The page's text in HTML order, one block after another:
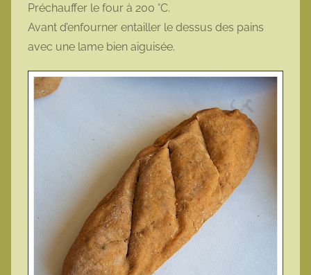
Préchauffer le four à 200 °C.
Avant d’enfourner entailler le dessus des pains
avec une lame bien aiguisée.